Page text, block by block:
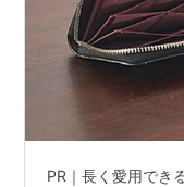
PR｜長く愛用でき